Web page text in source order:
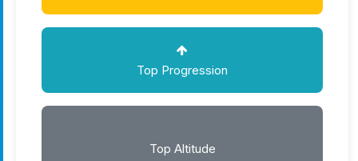
Top Progression
Top Altitude